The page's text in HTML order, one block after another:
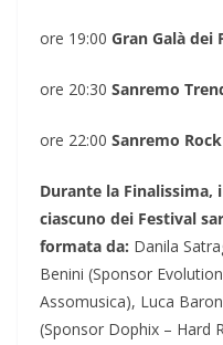
ore 19:00 Gran Galà dei
ore 20:30 Sanremo
ore 22:00 Sanremo Rock
Durante la Finalissima,
ciascuno dei Festival
formata da: Danila
Benini (Sponsor
Assomusica), Luca
(Sponsor Dophix – Hard